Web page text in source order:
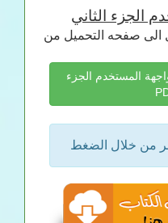
الجزء الثاني
الى صفحه التحميل من
المستخدم الجزء
من خلال الضغط